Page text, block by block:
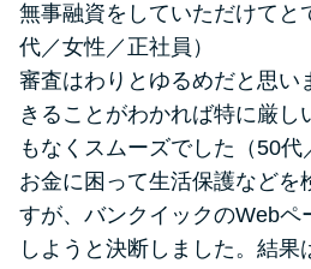
無事融資をしていただけてと
代／女性／正社員）
審査はわりとゆるめだと思い
きることがわかれば特に厳し
もなくスムーズでした（50代
お金に困って生活保護などを
すが、バンクイックのWebペ
しようと決断しました。結果